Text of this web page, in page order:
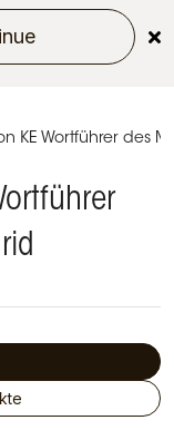
KE Wortführer des